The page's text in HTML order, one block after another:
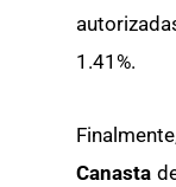
1.41%.
Canasta